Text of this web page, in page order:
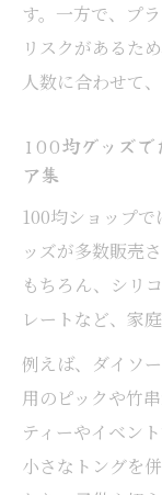
す。一方で、プ
リスクがあるた
人数に合わせて
100均グッズで
ア集
100均ショップ
ッズが多数販売
もちろん、シリ
レートなど、家
例えば、ダイソ
用のピックや竹
ティーやイベン
小さなトングを